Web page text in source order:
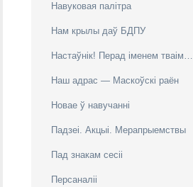
Навуковая палітра
Нам крылы даў БДПУ
Настаўнік! Перад іменем тваім…
Наш адрас — Маскоўскі раён
Новае ў навучанні
Падзеі. Акцыі. Мерапрыемствы
Пад знакам cесіі
Персаналіі